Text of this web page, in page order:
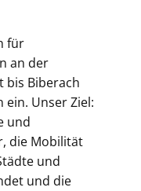
für
an der
bis Biberach
ein. Unser Ziel:
und
die Mobilität
und
und die